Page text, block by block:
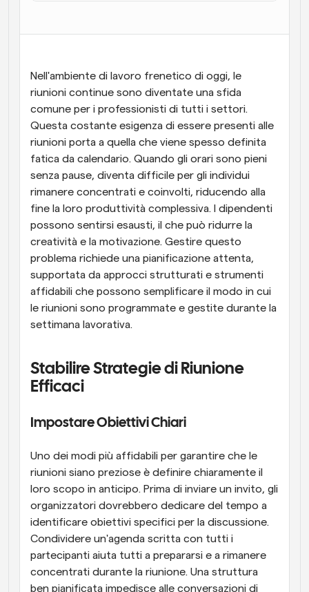
Programmazione potenziata con chiamate
supportate dall'IA
Automatizzare la pianificazione e i promemoria
Blog
Riunioni Instantanee
Link di Gruppo Dinamico
Webhook
Nell'ambiente di lavoro frenetico di oggi, le
riunioni continue sono diventate una sfida
comune per i professionisti di tutti i settori.
Questa costante esigenza di essere presenti alle
riunioni porta a quella che viene spesso definita
fatica da calendario. Quando gli orari sono pieni
senza pause, diventa difficile per gli individui
rimanere concentrati e coinvolti, riducendo alla
fine la loro produttività complessiva. I dipendenti
possono sentirsi esausti, il che può ridurre la
creatività e la motivazione. Gestire questo
problema richiede una pianificazione attenta,
supportata da approcci strutturati e strumenti
affidabili che possono semplificare il modo in cui
le riunioni sono programmate e gestite durante la
settimana lavorativa.
Stabilire Strategie di Riunione
Efficaci
Impostare Obiettivi Chiari
Uno dei modi più affidabili per garantire che le
riunioni siano preziose è definire chiaramente il
loro scopo in anticipo. Prima di inviare un invito, gli
organizzatori dovrebbero dedicare del tempo a
identificare obiettivi specifici per la discussione.
Condividere un'agenda scritta con tutti i
partecipanti aiuta tutti a prepararsi e a rimanere
concentrati durante la riunione. Una struttura
ben pianificata impedisce alle conversazioni di